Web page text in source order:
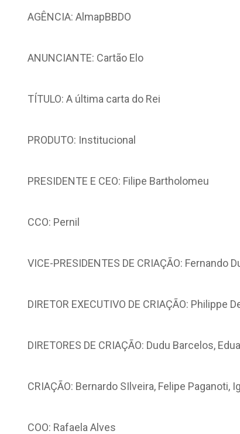
AGÊNCIA: AlmapBBDO
ANUNCIANTE: Cartão Elo
TÍTULO: A última carta do Rei
PRODUTO: Institucional
PRESIDENTE E CEO: Filipe Bartholomeu
CCO: Pernil
VICE-PRESIDENTES DE CRIAÇÃO: Fernando
DIRETOR EXECUTIVO DE CRIAÇÃO: Philippe
DIRETORES DE CRIAÇÃO: Dudu Barcelos,
CRIAÇÃO: Bernardo SIlveira, Felipe Paganoti,
COO: Rafaela Alves